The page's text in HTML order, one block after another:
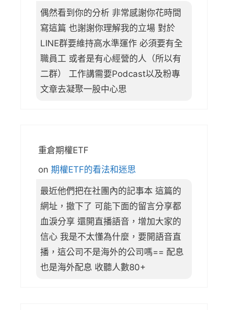
偶然看到你的分析 非常感謝你花時間
寫這篇 也謝謝你理解我的立場 對於
LINE群要維持高水準運作 必須要有全
職員工 或者是有心經營的人（所以有
二群） 工作講需要Podcast以及粉專
文章去凝聚一股中心思
重倉期權ETF
on 期權ETF的看法和迷思
最近他們把在社團內的記事本 這篇的
網址，撤下了 可能下面的留言分享都
血淚分享 還開直播語音，增加大家的
信心 我是不太懂為什麼，要開語音直
播，這公司不是海外的公司嗎== 配息
也是海外配息 收聽人數80+